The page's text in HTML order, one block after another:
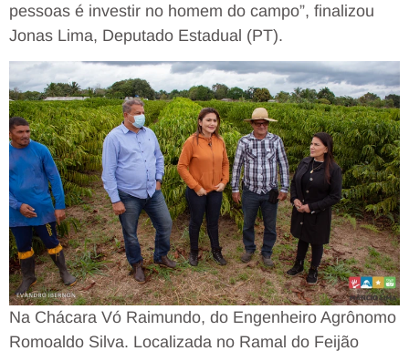
pessoas é investir no homem do campo”, finalizou
Jonas Lima, Deputado Estadual (PT).
Na Chácara Vó Raimundo, do Engenheiro Agrônomo
Romoaldo Silva. Localizada no Ramal do Feijão